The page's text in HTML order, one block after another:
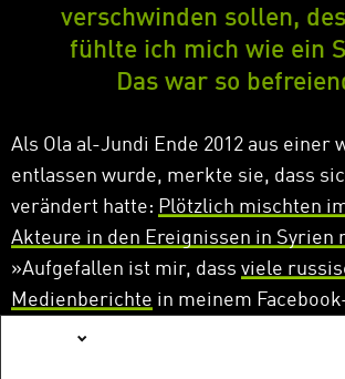
verschwinden sollen,
fühlte ich mich wie ein
Das war so
Als Ola al-Jundi Ende 2012 aus einer
entlassen wurde, merkte sie, dass
verändert hatte: Plötzlich mischten
Akteure in den Ereignissen in Syrien
»Aufgefallen ist mir, dass viele
Medienberichte in meinem